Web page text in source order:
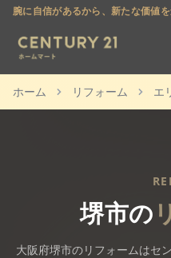
腕に自信があるから、新たな価値を
ホーム リフォーム エ
堺市の
大阪府堺市のリフォームはセ